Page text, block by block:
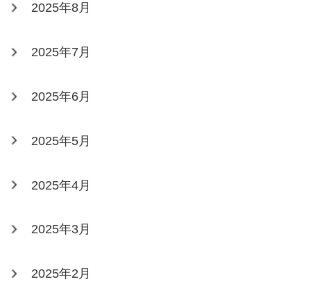
2025年8月
2025年7月
2025年6月
2025年5月
2025年4月
2025年3月
2025年2月